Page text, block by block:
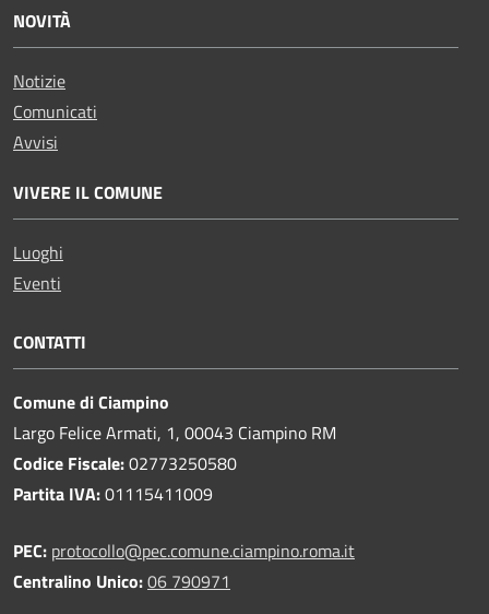
NOVITÀ
Notizie
Comunicati
Avvisi
VIVERE IL COMUNE
Luoghi
Eventi
CONTATTI
Comune di Ciampino
Largo Felice Armati, 1, 00043 Ciampino RM
Codice Fiscale:02773250580
Partita IVA:01115411009
PEC: protocollo@pec.comune.ciampino.roma.it
Centralino Unico:06 790971